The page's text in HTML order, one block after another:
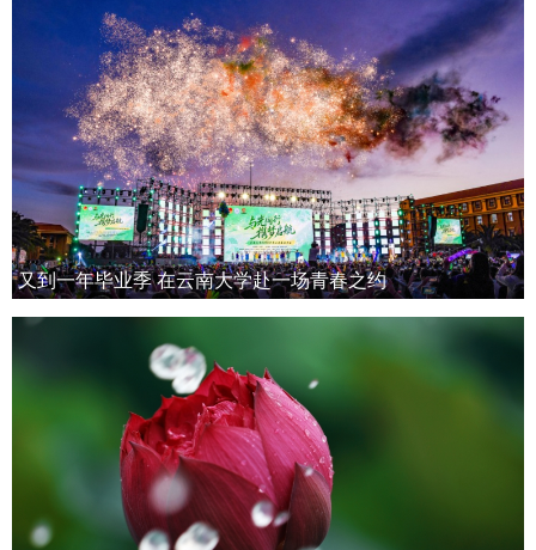
又到一年毕业季 在云南大学赴一场青春之约